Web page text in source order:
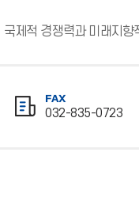
제적 경쟁력과 미래지
FAX
032-835-0723